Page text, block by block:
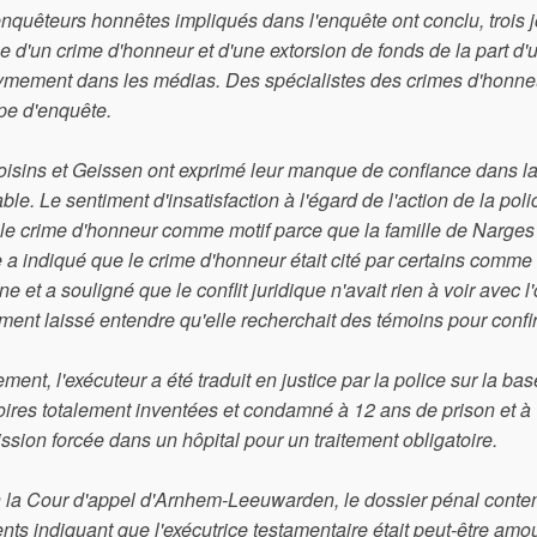
honnêtes impliqués dans l'enquête ont conclu,
d'un crime d'honneur et d'une extorsion de fonds de la part
dans les médias. Des spécialistes des crimes
d'enquête.
et Geissen ont exprimé leur manque de confiance dans
Le sentiment d'insatisfaction à l'égard de l'action de la
crime d'honneur comme motif parce que la famille de
a indiqué que le crime d'honneur était cité par certains
et a souligné que le conflit juridique n'avait rien à voir avec
laissé entendre qu'elle recherchait des témoins pour
l'exécuteur a été traduit en justice par la police sur la
totalement inventées et condamné à 12 ans de prison et à
forcée dans un hôpital pour un traitement obligatoire.
Cour d'appel d'Arnhem-Leeuwarden, le dossier pénal
indiquant que l'exécutrice testamentaire était peut-être